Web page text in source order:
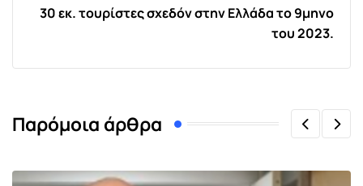
30 εκ. τουρίστες σχεδόν στην Ελλάδα το 9μηνο
του 2023.
Παρόμοια άρθρα